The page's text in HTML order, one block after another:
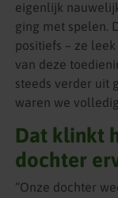
eigenlijk
ging met spelen.
positiefs – ze
van deze
steeds verder uit
waren we
Dat klinkt
dochter
“Onze dochter